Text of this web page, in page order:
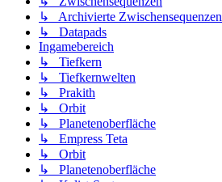
↳ Archivierte Zwischensequenzen
↳ Datapads
Ingamebereich
↳ Tiefkern
↳ Tiefkernwelten
↳ Prakith
↳ Orbit
↳ Planetenoberfläche
↳ Empress Teta
↳ Orbit
↳ Planetenoberfläche